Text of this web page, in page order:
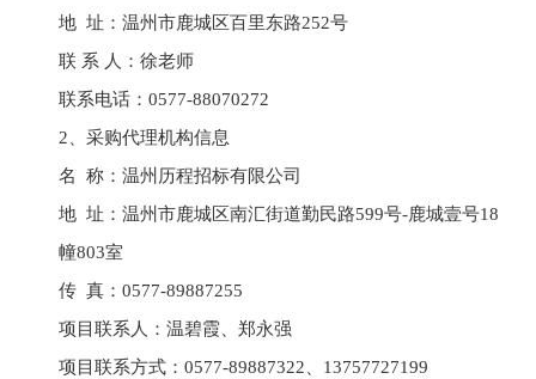
地 址： 温州市鹿城区百里东路252号
联 系 人： 徐老师
联系电话： 0577-88070272
2、 采购代理机构信息
名
称：温州历程招标有限公司
地 址： 温州市鹿城区南汇街道勤民路599号-鹿城壹号18
幢803室
传 真：0577-89887255
项目联系人：温碧霞、 郑永强
项目联系方式： 0577-89887322、13757727199